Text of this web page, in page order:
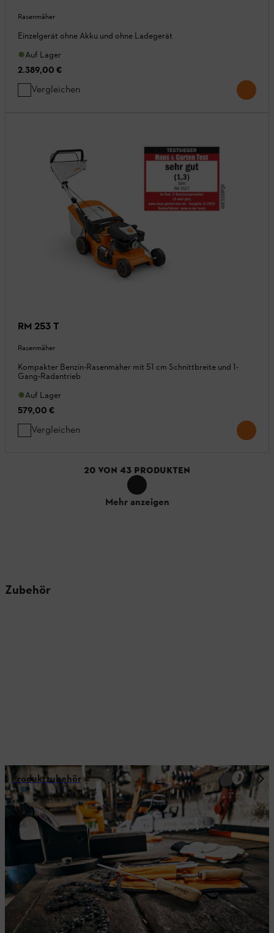
Rasenmäher
Einzelgerät ohne Akku und ohne Ladegerät
Auf Lager
2.389,00 €
Vergleichen
RM 253 T
Rasenmäher
Kompakter Benzin-Rasenmäher mit 51 cm Schnittbreite und 1-
Gang-Radantrieb
Auf Lager
579,00 €
Vergleichen
20 VON 43 PRODUKTEN
Mehr anzeigen
Zubehör
Produktzubehör